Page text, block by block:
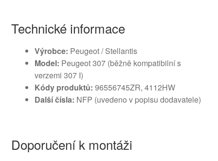
Technické informace
Výrobce: Peugeot / Stellantis
Model: Peugeot 307 (běžně kompatibilní s
verzemi 307 I)
Kódy produktů: 96556745ZR, 4112HW
Další čísla: NFP (uvedeno v popisu dodavatele)
Doporučení k montáži